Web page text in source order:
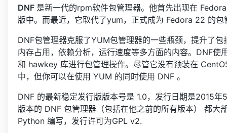
DNF 是新一代的rpm软件包管理器。他首先出现在
版中。而最近，它取代了yum，正式成为 Fedora 22 的包
DNF包管理器克服了YUM包管理器的一些瓶颈，提升了包
内存占用，依赖分析，运行速度等多方面的内容。DNF使
和 hawkey 库进行包管理操作。尽管它没有预装在
中，但你可以在使用 YUM 的同时使用 DNF 。
DNF 的最新稳定发行版版本号是 1.0，发行日期是2015年
版本的 DNF 包管理器（包括在他之前的所有版本） 都大
Python 编写，发行许可为GPL v2.